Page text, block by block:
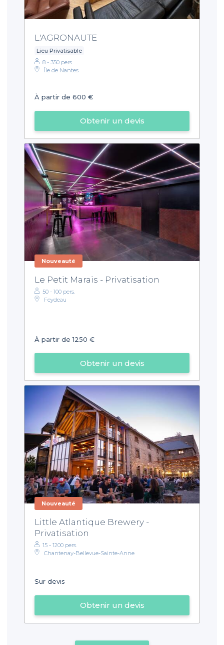
L'AGRONAUTE
Lieu Privatisable
8 - 350 pers.
Île de Nantes
À partir de 600 €
Obtenir un devis
Nouveauté
Le Petit Marais - Privatisation
50 - 100 pers.
Feydeau
À partir de 1250 €
Obtenir un devis
Nouveauté
Little Atlantique Brewery -
Privatisation
15 - 1200 pers.
Chantenay-Bellevue-Sainte-Anne
Sur devis
Obtenir un devis